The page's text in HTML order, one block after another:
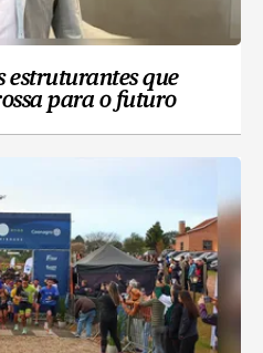
estruturantes que
para o futuro